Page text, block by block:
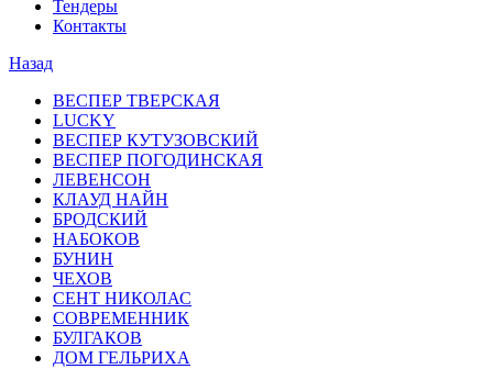
Тендеры
Контакты
Назад
ВЕСПЕР ТВЕРСКАЯ
LUCKY
ВЕСПЕР КУТУЗОВСКИЙ
ВЕСПЕР ПОГОДИНСКАЯ
ЛЕВЕНСОН
КЛАУД НАЙН
БРОДСКИЙ
НАБОКОВ
БУНИН
ЧЕХОВ
СЕНТ НИКОЛАС
СОВРЕМЕННИК
БУЛГАКОВ
ДОМ ГЕЛЬРИХА